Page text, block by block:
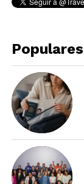
Populares